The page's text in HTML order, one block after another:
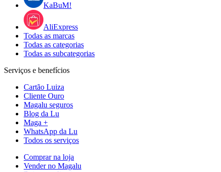
KaBuM!
AliExpress
Todas as marcas
Todas as categorias
Todas as subcategorias
Serviços e benefícios
Cartão Luiza
Cliente Ouro
Magalu seguros
Blog da Lu
Maga +
WhatsApp da Lu
Todos os serviços
Comprar na loja
Vender no Magalu